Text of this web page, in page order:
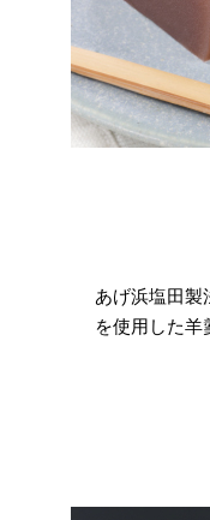
あげ浜塩田製
を使用した羊